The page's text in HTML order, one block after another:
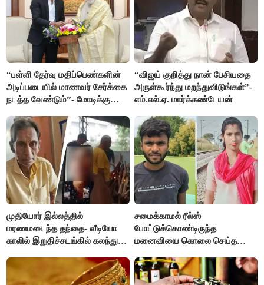
“பள்ளி தேர்வு மதிப்பெண்களின்
அடிப்படையில் மாணவர் சேர்க்கை
நடத்த வேண்டும்”- மோடிக்கு
“விஜய் குறித்து நான் பேசியதை
அருள்கூர்ந்து மறந்துவிடுங்கள்”-
எம்.எல்.ஏ. மார்க்கண்டேயன்
முதியோர் இல்லத்தில்
மரணமடைந்த தந்தை- வீடியோ
காலில் இறுதிச்சடங்கில் கலந்து
சமைக்காமல் ரீல்ஸ்
போட்டுக்கொண்டிருந்த
மனைவியை கொலை செய்த